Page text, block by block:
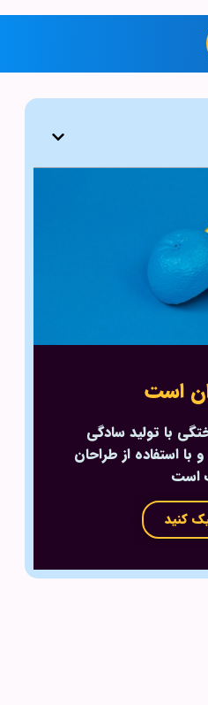
است
با تولید سادگی
استفاده از طراحان
است
کنید